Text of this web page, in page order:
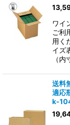
ワイ
ご利
用く
イズ
（
送料
適応
k-